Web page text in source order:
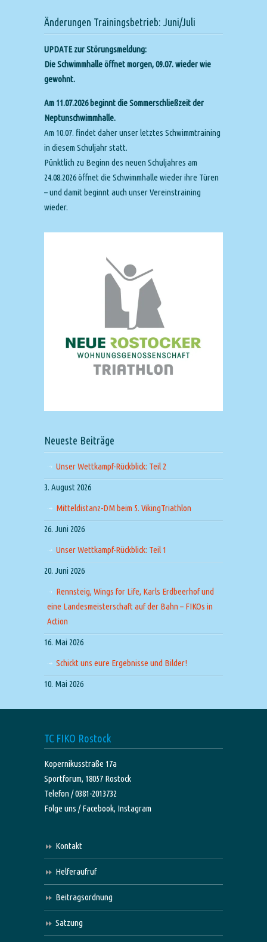
Änderungen Trainingsbetrieb: Juni/Juli
UPDATE zur Störungsmeldung:
Die Schwimmhalle öffnet morgen, 09.07. wieder wie
gewohnt.
Am 11.07.2026 beginnt die Sommerschließzeit der
Neptunschwimmhalle.
Am 10.07. findet daher unser letztes Schwimmtraining
in diesem Schuljahr statt.
Pünktlich zu Beginn des neuen Schuljahres am
24.08.2026 öffnet die Schwimmhalle wieder ihre Türen
– und damit beginnt auch unser Vereinstraining
wieder.
Neueste Beiträge
Unser Wettkampf-Rückblick: Teil 2
3. August 2026
Mitteldistanz-DM beim 5. VikingTriathlon
26. Juni 2026
Unser Wettkampf-Rückblick: Teil 1
20. Juni 2026
Rennsteig, Wings for Life, Karls Erdbeerhof und
eine Landesmeisterschaft auf der Bahn – FIKOs in
Action
16. Mai 2026
Schickt uns eure Ergebnisse und Bilder!
10. Mai 2026
TC FIKO Rostock
Kopernikusstraße 17a
Sportforum, 18057 Rostock
Telefon / 0381-2013732
Folge uns /Facebook, Instagram
Kontakt
Helferaufruf
Beitragsordnung
Satzung